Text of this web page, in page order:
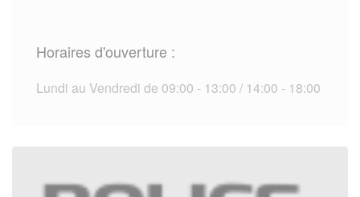
Horaires d'ouverture :
Lundi au Vendredi de 09:00 - 13:00 / 14:00 - 18:00